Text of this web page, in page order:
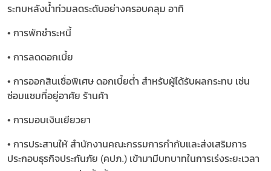
ระทบหลังน้ำท่วมลดระดับอย่างครอบคลุม อาทิ
• การพักชำระหนี้
• การลดดอกเบี้ย
• การออกสินเชื่อพิเศษ ดอกเบี้ยต่ำ สำหรับผู้ได้รับผลกระทบ เช่น
ซ่อมแซมที่อยู่อาศัย ร้านค้า
• การมอบเงินเยียวยา
• การประสานให้ สำนักงานคณะกรรมการกำกับและส่งเสริมการ
ประกอบธุรกิจประกันภัย (คปภ.) เข้ามามีบทบาทในการเร่งระยะเวลา